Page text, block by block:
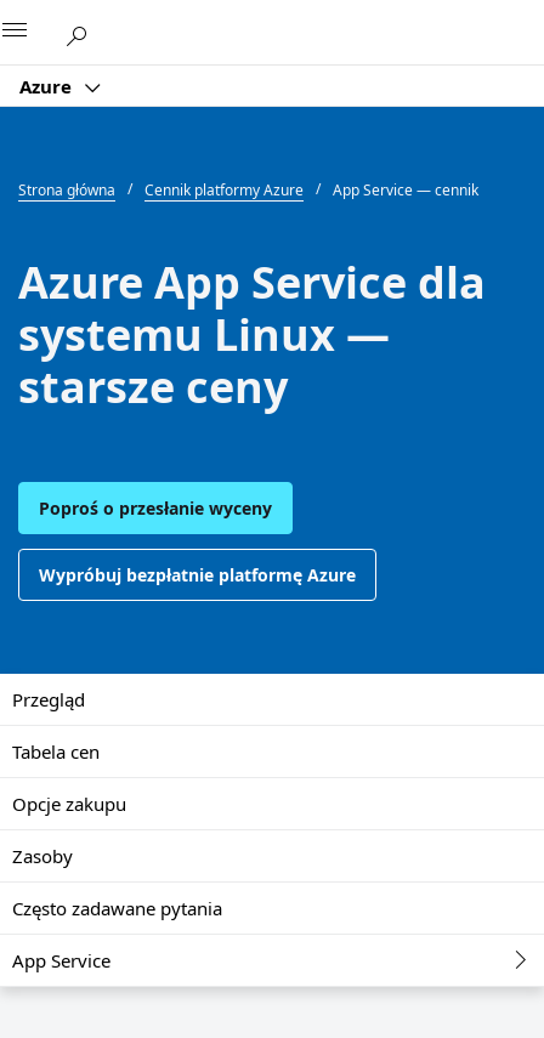
Azure
Strona główna Cennik platformy Azure App Service — cennik
Azure App Service dla
systemu Linux —
starsze ceny
Poproś o przesłanie wyceny
Wypróbuj bezpłatnie platformę Azure
Przegląd
Tabela cen
Opcje zakupu
Zasoby
Często zadawane pytania
App Service